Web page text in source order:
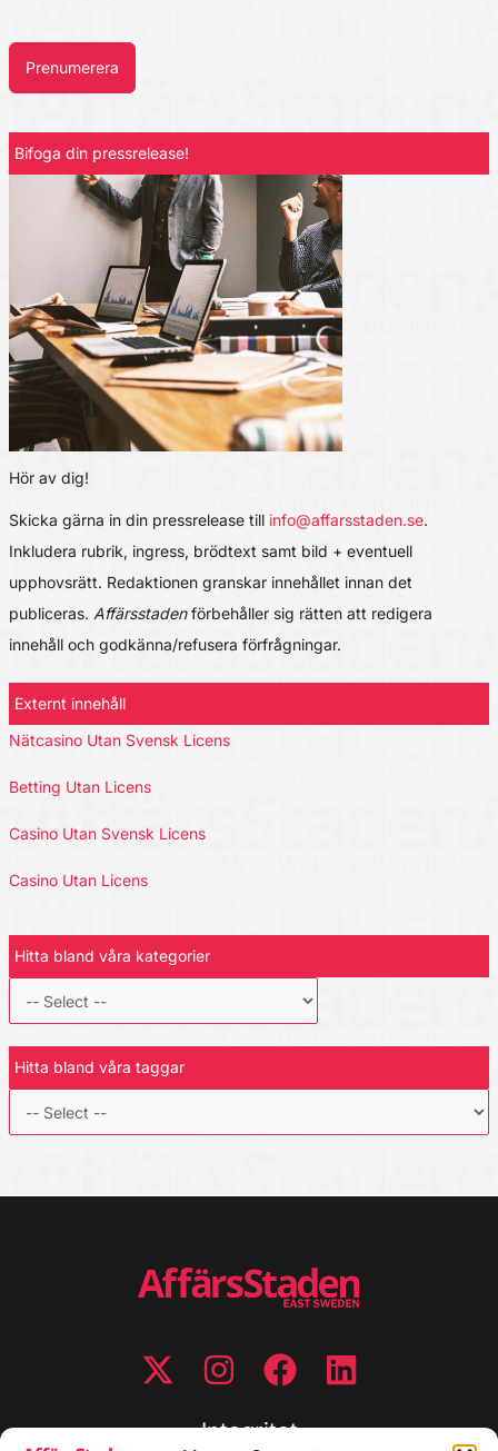
Prenumerera
Bifoga din pressrelease!
Hör av dig!
Skicka gärna in din pressrelease till info@affarsstaden.se.
Inkludera rubrik, ingress, brödtext samt bild + eventuell
upphovsrätt. Redaktionen granskar innehållet innan det
publiceras. Affärsstadenförbehåller sig rätten att redigera
innehåll och godkänna/refusera förfrågningar.
Externt innehåll
Nätcasino Utan Svensk Licens
Betting Utan Licens
Casino Utan Svensk Licens
Casino Utan Licens
Hitta bland våra kategorier
Hitta bland våra taggar
Integritet